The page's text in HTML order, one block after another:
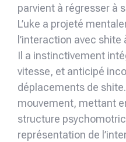
parvient à régresser à
L’uke a projeté
l’interaction avec shite
Il a instinctivement
vitesse, et anticipé
déplacements de
mouvement, mettant
structure
représentation de